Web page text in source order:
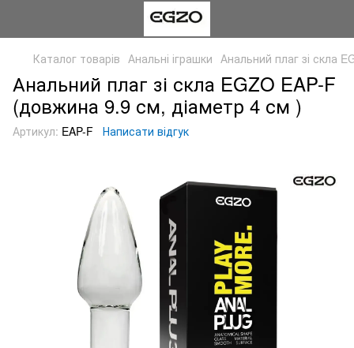
Каталог товарів Анальні іграшки Анальний плаг зі скла
Анальний плаг зі скла EGZO EAP-F
(довжина 9.9 см, діаметр 4 см )
Артикул: EAP-F Написати відгук